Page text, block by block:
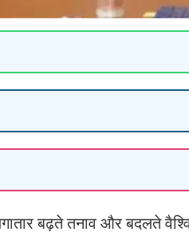
बढ़ते तनाव और बदलते